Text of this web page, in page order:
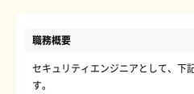
職務概要
セキュリティエンジニアとして、下
す。